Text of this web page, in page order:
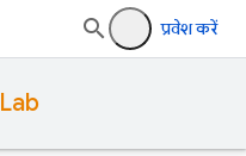
प्रवेश करें